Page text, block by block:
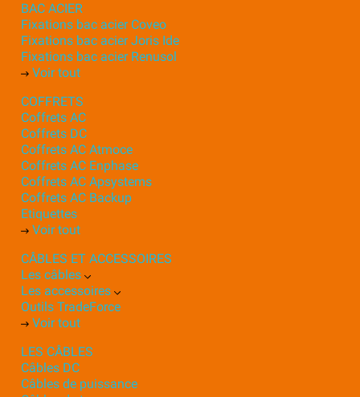
BAC ACIER
Fixations bac acier Coveo
Fixations bac acier Joris Ide
Fixations bac acier Renusol
Voir tout
COFFRETS
Coffrets AC
Coffrets DC
Coffrets AC Atmoce
Coffrets AC Enphase
Coffrets AC Apsystems
Coffrets AC Backup
Etiquettes
Voir tout
CÂBLES ET ACCESSOIRES
Les câbles
Les accessoires
Outils TradeForce
Voir tout
LES CÂBLES
Câbles DC
Câbles de puissance